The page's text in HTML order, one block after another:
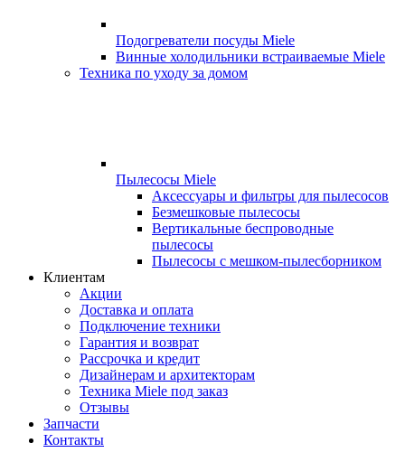
Подогреватели посуды Miele
Винные холодильники встраиваемые Miele
Техника по уходу за домом
Пылесосы Miele
Аксессуары и фильтры для пылесосов
Безмешковые пылесосы
Вертикальные беспроводные
пылесосы
Пылесосы с мешком-пылесборником
Клиентам
Акции
Доставка и оплата
Подключение техники
Гарантия и возврат
Рассрочка и кредит
Дизайнерам и архитекторам
Техника Miele под заказ
Отзывы
Запчасти
Контакты